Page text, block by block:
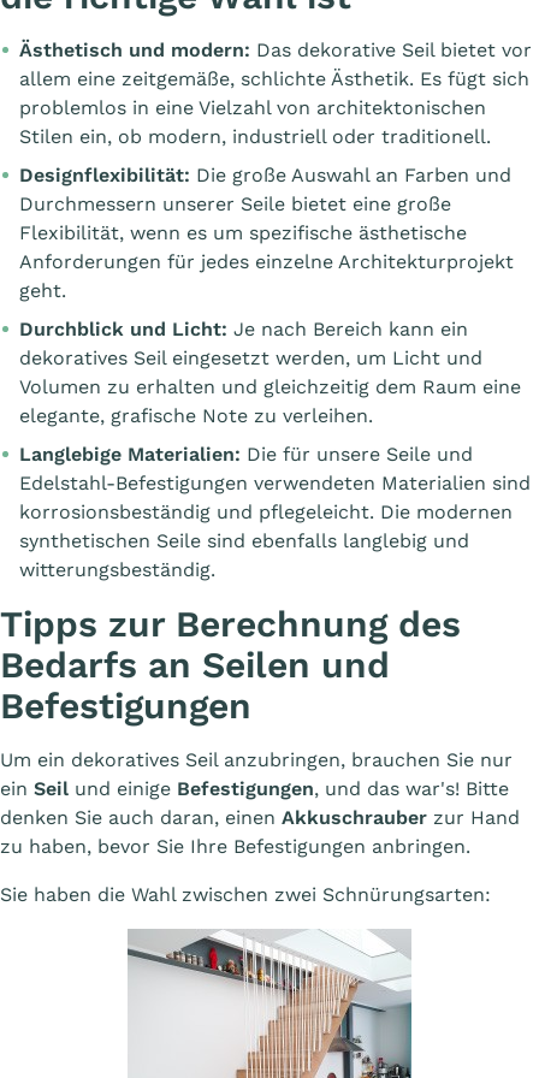
Ästhetisch und modern: Das dekorative Seil bietet vor
allem eine zeitgemäße, schlichte Ästhetik. Es fügt sich
problemlos in eine Vielzahl von architektonischen
Stilen ein, ob modern, industriell oder traditionell.
Designflexibilität: Die große Auswahl an Farben und
Durchmessern unserer Seile bietet eine große
Flexibilität, wenn es um spezifische ästhetische
Anforderungen für jedes einzelne Architekturprojekt
geht.
Durchblick und Licht: Je nach Bereich kann ein
dekoratives Seil eingesetzt werden, um Licht und
Volumen zu erhalten und gleichzeitig dem Raum eine
elegante, grafische Note zu verleihen.
Langlebige Materialien: Die für unsere Seile und
Edelstahl-Befestigungen verwendeten Materialien sind
korrosionsbeständig und pflegeleicht. Die modernen
synthetischen Seile sind ebenfalls langlebig und
witterungsbeständig.
Tipps zur Berechnung des
Bedarfs an Seilen und
Befestigungen
Um ein dekoratives Seil anzubringen, brauchen Sie nur
ein Seil und einige Befestigungen, und das war's! Bitte
denken Sie auch daran, einen Akkuschrauber zur Hand
zu haben, bevor Sie Ihre Befestigungen anbringen.
Sie haben die Wahl zwischen zwei Schnürungsarten: